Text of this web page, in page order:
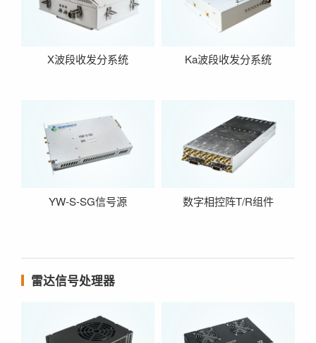
X波段收发分系统 Ka波段收发分系统
YW-S-SG信号源 数字相控阵T/R组件
雷达信号处理器